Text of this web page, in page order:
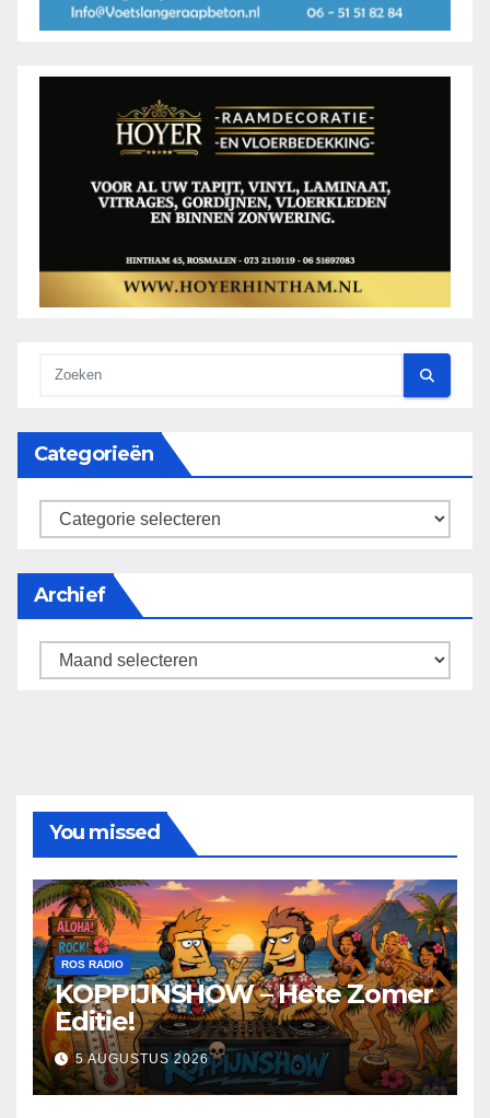
Categorieën
categorieën
Archief
Archief
You missed
ROS RADIO
KOPPIJNSHOW – Hete Zomer
Editie!
5 AUGUSTUS 2026